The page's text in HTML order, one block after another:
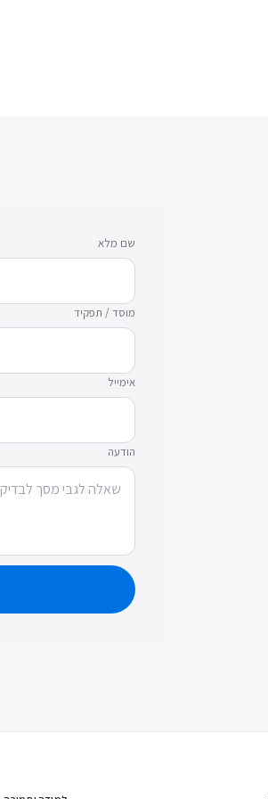
שם מלא
מוסד / תפקיד
אימייל
הודעה